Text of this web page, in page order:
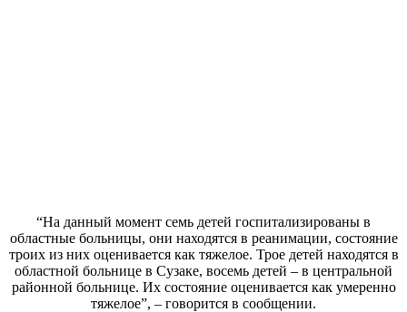
“На данный момент семь детей госпитализированы в
областные больницы, они находятся в реанимации, состояние
троих из них оценивается как тяжелое. Трое детей находятся в
областной больнице в Сузаке, восемь детей – в центральной
районной больнице. Их состояние оценивается как умеренно
тяжелое”, – говорится в сообщении.